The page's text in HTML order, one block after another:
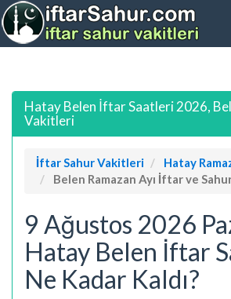
Hatay Belen İftar Saatleri 2026,
Vakitleri
İftar Sahur Vakitleri
Hatay
Belen Ramazan Ayı İftar ve
9 Ağustos 2026
Hatay Belen İftar
Ne Kadar Kaldı?